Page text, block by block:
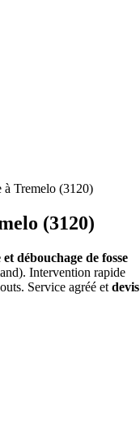
à Tremelo (3120)
(3120)
débouchage de fosse
Intervention rapide
Service agréé et devis